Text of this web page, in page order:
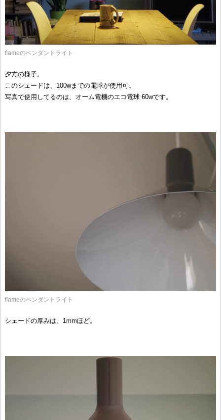
flameのペンダントライト
夕方の様子。
このシェードは、100wまでの電球が使用可。
写真で使用してるのは、オーム電機のエコ電球 60wです。
flameのペンダントライト
シェードの厚みは、1mmほど。